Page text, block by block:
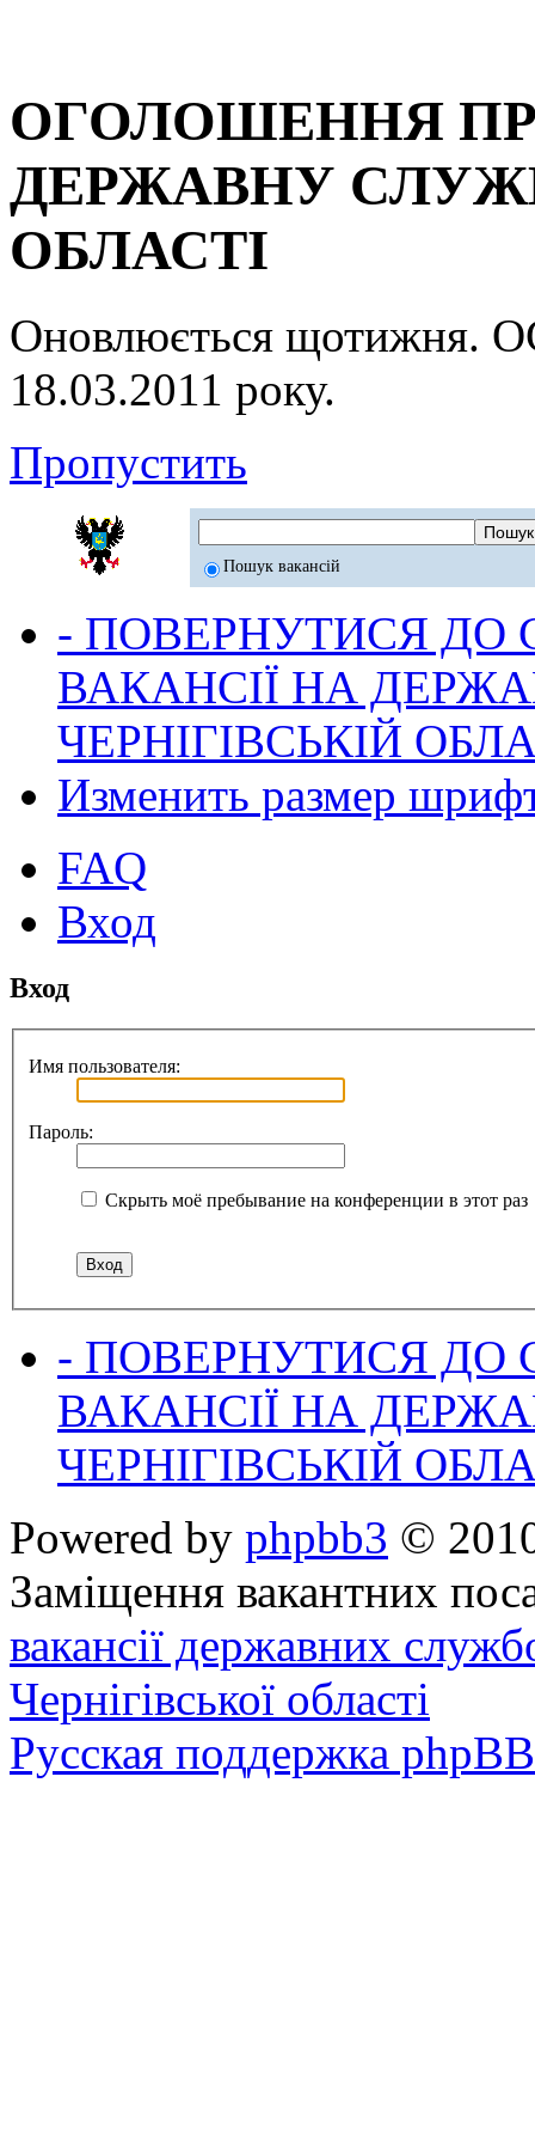
ОГОЛОШЕННЯ
ДЕРЖАВНУ
ОБЛАСТІ
Оновлюється
18.03.2011 року.
Пропустить
Пошук вакансій
- ПОВЕРНУТИСЯ ДО
ВАКАНСІЇ НА
ЧЕРНІГІВСЬКІЙ
Изменить размер
FAQ
Вход
Вход
Имя пользователя:
Пароль:
Скрыть моё пребывание на конференции в этот раз
- ПОВЕРНУТИСЯ ДО
ВАКАНСІЇ НА
ЧЕРНІГІВСЬКІЙ
Powered by phpbb3 ©
Заміщення вакантних
вакансії державних
Чернігівської області
Русская поддержка phpBB